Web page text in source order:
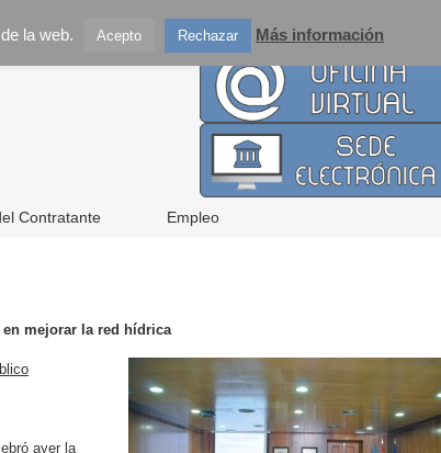
Contratante Empleo
en mejorar la red hídrica
ayer la
la web. Acepto Rechazar Más información